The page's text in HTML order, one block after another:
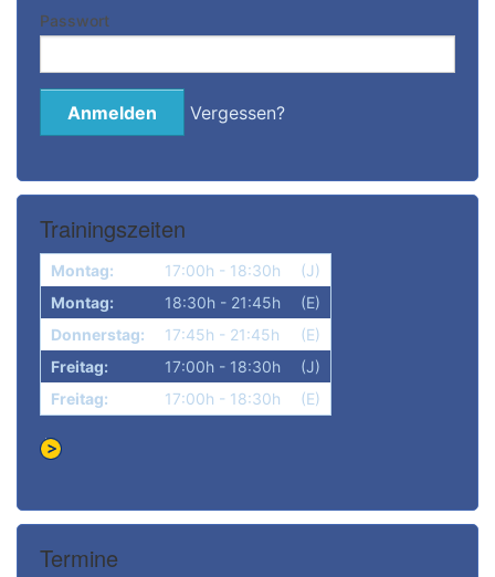
Passwort
Vergessen?
Trainingszeiten
Montag: 17:00h - 18:30h
(J)
Montag:
18:30h - 21:45h
(E)
Donnerstag:
17:45h - 21:45h
(E)
Freitag:
17:00h - 18:30h
(J)
Freitag:
17:00h - 18:30h (E)
Termine